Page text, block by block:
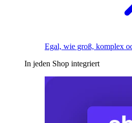
Egal, wie groß, komplex
In jeden Shop integriert